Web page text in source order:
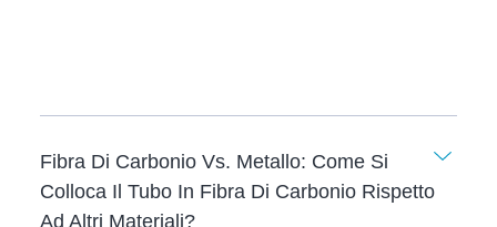
Fibra Di Carbonio Vs. Metallo: Come Si
Colloca Il Tubo In Fibra Di Carbonio Rispetto
Ad Altri Materiali?